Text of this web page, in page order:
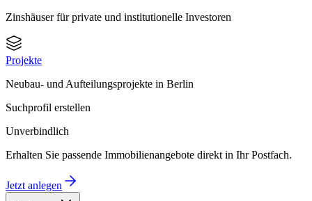
Zinshäuser für private und institutionelle Investoren
Projekte
Neubau- und Aufteilungsprojekte in Berlin
Suchprofil erstellen
Unverbindlich
Erhalten Sie passende Immobilienangebote direkt in Ihr Postfach.
Jetzt anlegen